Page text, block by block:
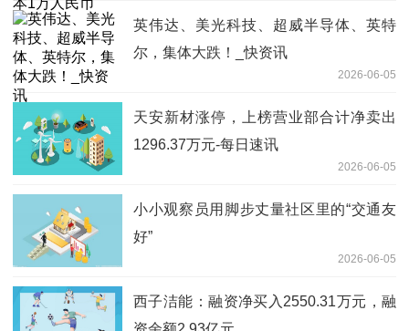
英伟达、美光科技、超威半导体、英特
尔，集体大跌！_快资讯
2026-06-05
天安新材涨停，上榜营业部合计净卖出
1296.37万元-每日速讯
2026-06-05
小小观察员用脚步丈量社区里的“交通友
好”
2026-06-05
西子洁能：融资净买入2550.31万元，融